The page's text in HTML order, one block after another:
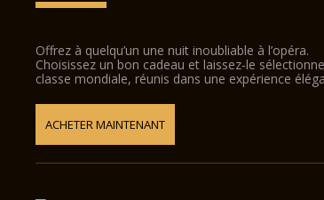
Offrez à quelqu’un une nuit inoubliable à l’opéra.
Choisissez un bon cadeau et laissez-le
classe mondiale, réunis dans une expérience
ACHETER MAINTENANT